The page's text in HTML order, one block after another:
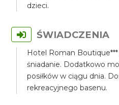
dzieci.
ŚWIADCZENIA
Hotel Roman
śniadanie. Dodatkowo
posiłków w ciągu dnia.
rekreacyjnego basenu.